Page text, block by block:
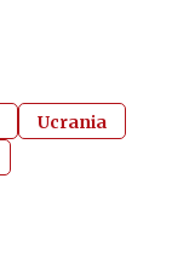
Ucrania